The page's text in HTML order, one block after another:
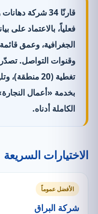
قارنّا 34 شركة
فعلياً، بالاعتماد على
الجغرافية، وعمق
وقنوات التواصل.
تغطية (20
بخدمة «أعمال
الكاملة أدناه.
الاختيارات السريعة
الأفضل عموماً
شركة البراق